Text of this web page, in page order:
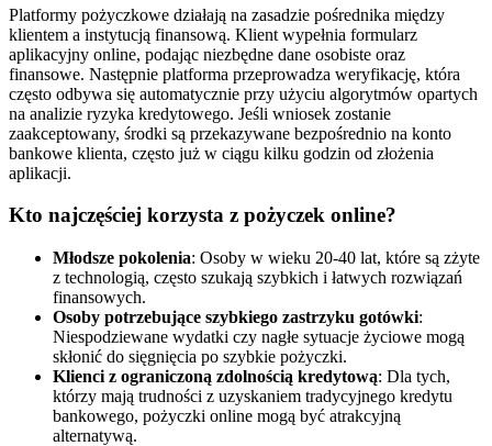
Platformy pożyczkowe działają na zasadzie pośrednika między
klientem a instytucją finansową. Klient wypełnia formularz
aplikacyjny online, podając niezbędne dane osobiste oraz
finansowe. Następnie platforma przeprowadza weryfikację, która
często odbywa się automatycznie przy użyciu algorytmów opartych
na analizie ryzyka kredytowego. Jeśli wniosek zostanie
zaakceptowany, środki są przekazywane bezpośrednio na konto
bankowe klienta, często już w ciągu kilku godzin od złożenia
aplikacji.
Kto najczęściej korzysta z pożyczek online?
Młodsze pokolenia: Osoby w wieku 20-40 lat, które są zżyte
z technologią, często szukają szybkich i łatwych rozwiązań
finansowych.
Osoby potrzebujące szybkiego zastrzyku gotówki:
Niespodziewane wydatki czy nagłe sytuacje życiowe mogą
skłonić do sięgnięcia po szybkie pożyczki.
Klienci z ograniczoną zdolnością kredytową: Dla tych,
którzy mają trudności z uzyskaniem tradycyjnego kredytu
bankowego, pożyczki online mogą być atrakcyjną
alternatywą.